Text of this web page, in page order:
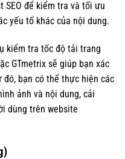
SEO để kiểm tra và tối ưu
yếu tố khác của nội dung.
kiểm tra tốc độ tải trang
GTmetrix sẽ giúp bạn xác
bạn có thể thực hiện các
ảnh và nội dung, cải
dùng trên website